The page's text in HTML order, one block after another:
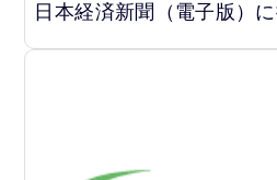
日本経済新聞（電子版）